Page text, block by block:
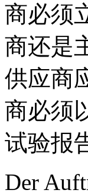
商必须
商还是
供应商
商必须
试验报
Der